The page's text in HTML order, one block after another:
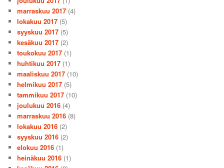
marraskuu 2017 (4)
lokakuu 2017 (5)
syyskuu 2017 (5)
kesäkuu 2017 (2)
toukokuu 2017 (1)
huhtikuu 2017 (1)
maaliskuu 2017 (10)
helmikuu 2017 (5)
tammikuu 2017 (10)
joulukuu 2016 (4)
marraskuu 2016 (8)
lokakuu 2016 (2)
syyskuu 2016 (2)
elokuu 2016 (1)
heinäkuu 2016 (1)